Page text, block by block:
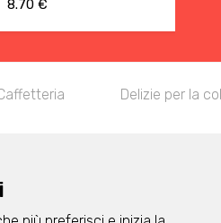
Delizie per la